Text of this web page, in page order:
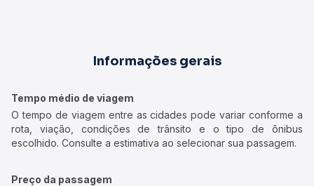
Informações gerais
Tempo médio de viagem
O tempo de viagem entre as cidades pode variar conforme a
rota, viação, condições de trânsito e o tipo de ônibus
escolhido. Consulte a estimativa ao selecionar sua passagem.
Preço da passagem